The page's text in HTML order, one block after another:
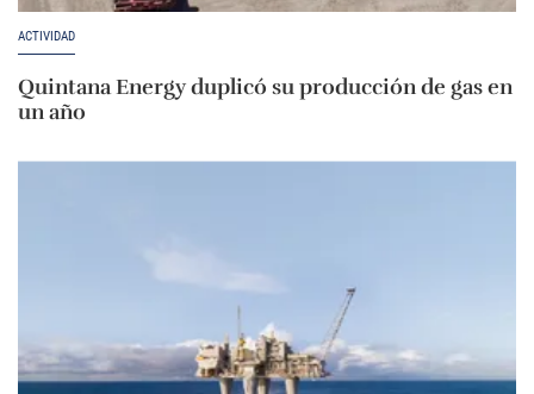
ACTIVIDAD
Quintana Energy duplicó su producción de gas en
un año